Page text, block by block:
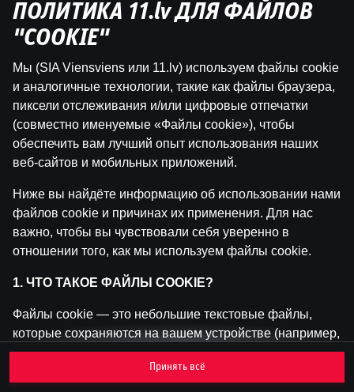
Эта игра недоступна как демо-версия.
Пожалуйста, авторизуйся, чтобы играть в
эту игру на реальные деньги.
Войти
ПОЛИТИКА 11.lv ДЛЯ ФАЙЛОВ
"COOKIE"
Мы (SIA Viensviens или 11.lv) используем файлы cookie
и аналогичные технологии, такие как файлы браузера,
пиксели отслеживания и/или цифровые отпечатки
(совместно именуемые «Файлы cookie»), чтобы
обеспечить вам лучший опыт использования наших
веб-сайтов и мобильных приложений.
Ниже вы найдёте информацию об использовании нами
файлов cookie и причинах их применения. Для нас
важно, чтобы вы чувствовали себя уверенно в
отношении того, как мы используем файлы cookie.
1. ЧТО ТАКОЕ ФАЙЛЫ COOKIE?
Файлы cookie — это небольшие текстовые файлы,
которые сохраняются на вашем устройстве (например,
на компьютере, мобильном телефоне или планшете)
при посещении наших веб-сайтов. Размещение
Принять всё